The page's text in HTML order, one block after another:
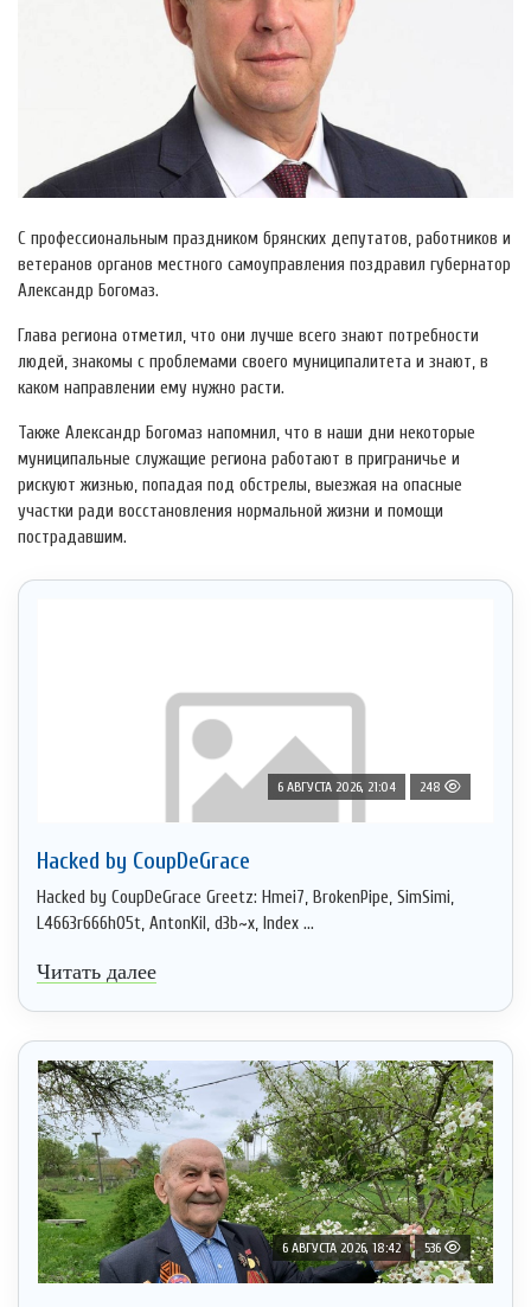
С профессиональным праздником брянских депутатов, работников и
ветеранов органов местного самоуправления поздравил губернатор
Александр Богомаз.
Глава региона отметил, что они лучше всего знают потребности
людей, знакомы с проблемами своего муниципалитета и знают, в
каком направлении ему нужно расти.
Также Александр Богомаз напомнил, что в наши дни некоторые
муниципальные служащие региона работают в приграничье и
рискуют жизнью, попадая под обстрелы, выезжая на опасные
участки ради восстановления нормальной жизни и помощи
пострадавшим.
6 АВГУСТА 2026, 21:04 248
Hacked by CoupDeGrace
Hacked by CoupDeGrace Greetz: Hmei7, BrokenPipe, SimSimi,
L4663r666h05t, AntonKil, d3b~x, Index ...
Читать далее
6 АВГУСТА 2026, 18:42 536